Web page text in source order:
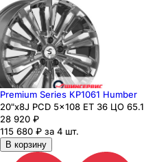
Premium Series КР1061 Humber
20"x8J PCD 5x108 ЕТ 36 ЦО 65.1
28 920 ₽
115 680 ₽ за 4 шт.
В корзину